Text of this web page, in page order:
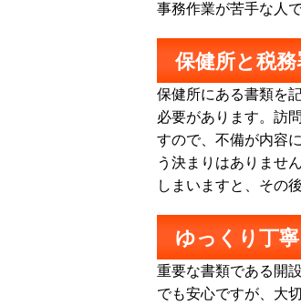
事務作業が苦手な人
保健所と税
保健所にある書類を
必要があります。訪
すので、不備が内容
う決まりはありませ
しまいますと、その
ゆっくり丁
重要な書類である開
でも安心ですが、大